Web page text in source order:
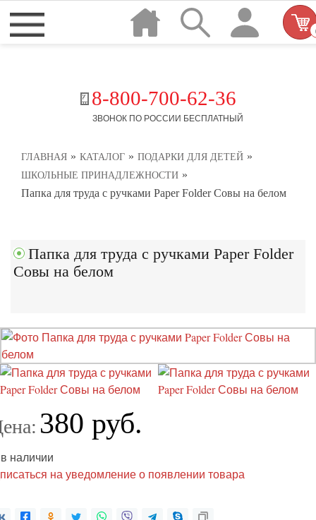
8-800-700-62-36
ЗВОНОК ПО РОССИИ БЕСПЛАТНЫЙ
ГЛАВНАЯ » КАТАЛОГ » ПОДАРКИ ДЛЯ ДЕТЕЙ »
ШКОЛЬНЫЕ ПРИНАДЛЕЖНОСТИ »
Папка для труда с ручками Paper Folder Совы на белом
Папка для труда с ручками Paper Folder
Совы на белом
380 руб.
наличии
на уведомление о появлении товара